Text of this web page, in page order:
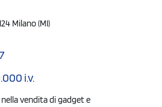
Milano (MI)
i.v.
vendita di gadget e